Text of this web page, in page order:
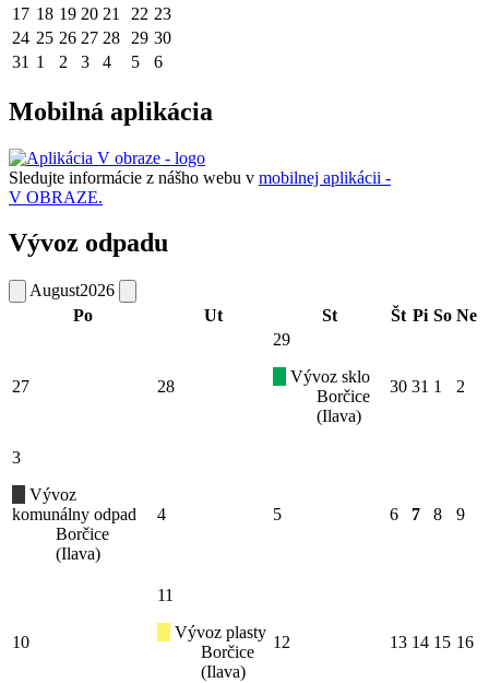
17 18 19 20 21 22 23
24 25 26 27 28 29 30
31 1 2 3 4 5 6
Mobilná aplikácia
Sledujte informácie z nášho webu v mobilnej aplikácii -
V OBRAZE.
Vývoz odpadu
August2026
Po
Ut St Št Pi So Ne
27 28
29
Vývoz sklo
Borčice
(Ilava)
30 31 1 2
3
Vývoz
komunálny odpad
Borčice
(Ilava)
4 5 6 7 8 9
10
11
Vývoz plasty
Borčice
(Ilava)
12 13 14 15 16